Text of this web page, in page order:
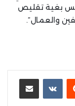
بغية تقليص
والعمال”.
مشاركة عبر البريد